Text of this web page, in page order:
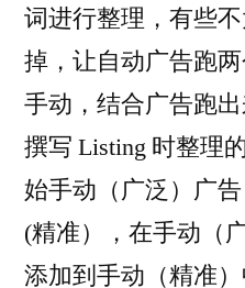
词进行整理，有些
掉，让自动广告跑
手动，结合广告跑
撰写 Listing 时整理
始手动（广泛）广
(精准），在手动（
添加到手动（精准